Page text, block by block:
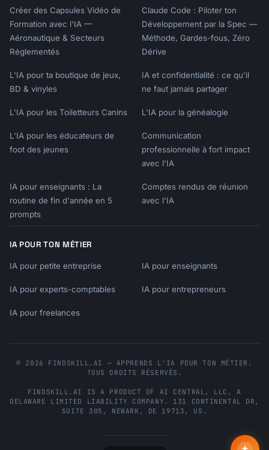
  const response = await fetch(
`https://api.calendly.com/event_type_availabl
    { headers }
  );
  return response.json();
```
```javascript
// Schedule via API without UI redirect
  const response = await
fetch('https://api.calendly.com/scheduled_eve
    method: 'POST',
    body: JSON.stringify({
        name: invitee.name,
        questions_and_answers: [
          { question: "What would you like to
Créer des Capsules Vidéo de
Formation avec l'IA —
Aéronautique & Secteurs
Réglementés
Claude Code : Piloter ton
Développement par la Spec —
Méthode, Gardes-fous, Zéro
Dérive
L'IA pour ta boutique de jeux,
BD & vinyles
IA et confidentialité : ce qu'il
ne faut jamais partager
L'IA pour les Toiletteurs Canins L'IA pour la généalogie
L'IA pour les éducateurs de
foot des jeunes
Communication
professionnelle à fort impact
avec l'IA
IA pour enseignants : La
routine de fin d'année en 5
prompts
Comptes rendus de réunion
avec l'IA
IA POUR TON MÉTIER
IA pour petite entreprise IA pour enseignants
IA pour experts-comptables IA pour entrepreneurs
IA pour freelances
© 2026 FINDSKILL.AI — APPRENDS L'IA POUR TON MÉTIER.
TOUS DROITS RÉSERVÉS.
FINDSKILL.AI IS A PRODUCT OF AI CENTRAL, LLC , A
DELAWARE LIMITED LIABILITY COMPANY. 131 CONTINENTAL DR,
SUITE 305 , NEWARK , DE 19713 , US .